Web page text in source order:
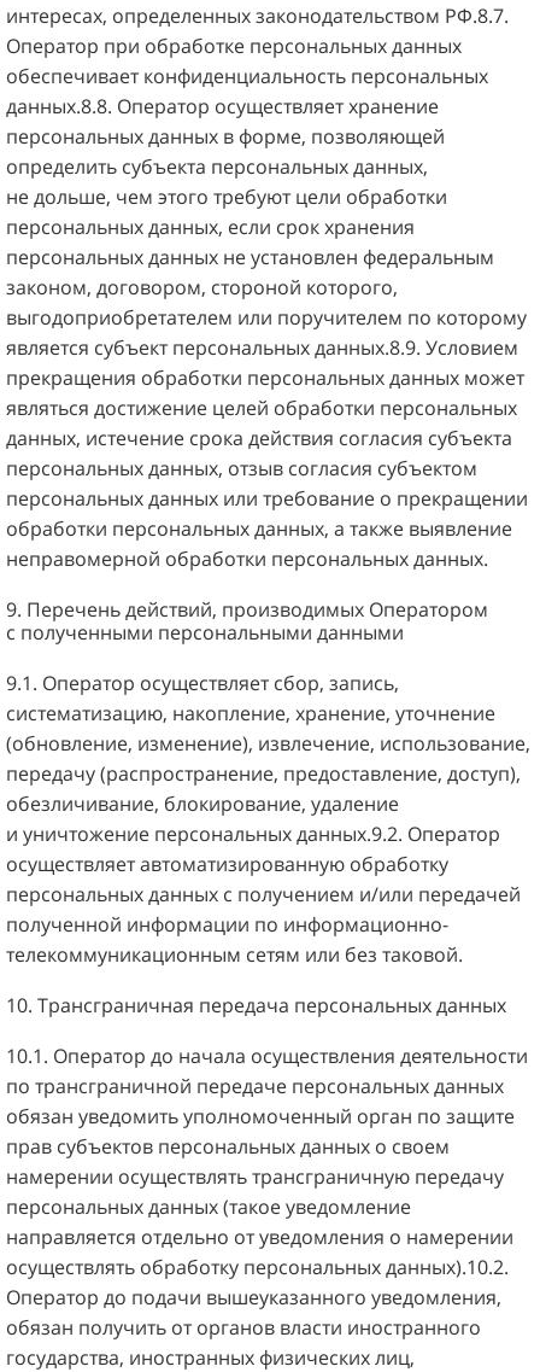
интересах, определенных законодательством РФ.8.7.
Оператор при обработке персональных данных
обеспечивает конфиденциальность персональных
данных.8.8. Оператор осуществляет хранение
персональных данных в форме, позволяющей
определить субъекта персональных данных,
не дольше, чем этого требуют цели обработки
персональных данных, если срок хранения
персональных данных не установлен федеральным
законом, договором, стороной которого,
выгодоприобретателем или поручителем по которому
является субъект персональных данных.8.9. Условием
прекращения обработки персональных данных может
являться достижение целей обработки персональных
данных, истечение срока действия согласия субъекта
персональных данных, отзыв согласия субъектом
персональных данных или требование о прекращении
обработки персональных данных, а также выявление
неправомерной обработки персональных данных.
9. Перечень действий, производимых Оператором
с полученными персональными данными
9.1. Оператор осуществляет сбор, запись,
систематизацию, накопление, хранение, уточнение
(обновление, изменение), извлечение, использование,
передачу (распространение, предоставление, доступ),
обезличивание, блокирование, удаление
и уничтожение персональных данных.9.2. Оператор
осуществляет автоматизированную обработку
персональных данных с получением и/или передачей
полученной информации по информационно-
телекоммуникационным сетям или без таковой.
10. Трансграничная передача персональных данных
10.1. Оператор до начала осуществления деятельности
по трансграничной передаче персональных данных
обязан уведомить уполномоченный орган по защите
прав субъектов персональных данных о своем
намерении осуществлять трансграничную передачу
персональных данных (такое уведомление
направляется отдельно от уведомления о намерении
осуществлять обработку персональных данных).10.2.
Оператор до подачи вышеуказанного уведомления,
обязан получить от органов власти иностранного
государства, иностранных физических лиц,